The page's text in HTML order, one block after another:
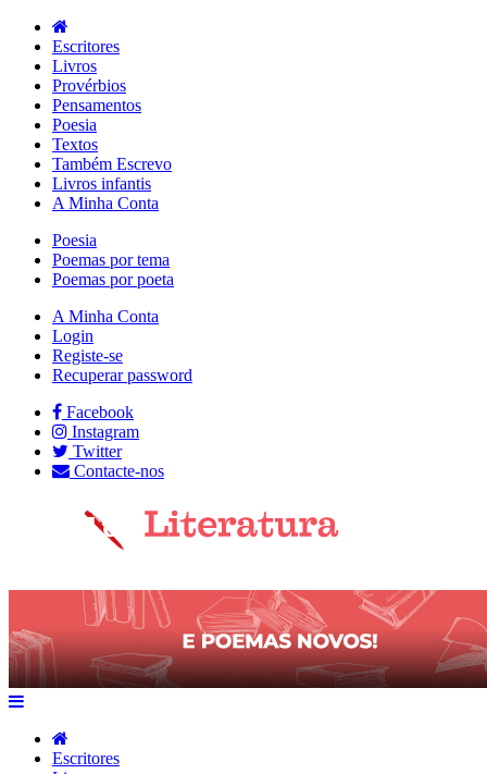
Escritores
Livros
Provérbios
Pensamentos
Poesia
Textos
Também Escrevo
Livros infantis
A Minha Conta
Poesia
Poemas por tema
Poemas por poeta
A Minha Conta
Login
Registe-se
Recuperar password
Facebook
Instagram
Twitter
Contacte-nos
Escritores